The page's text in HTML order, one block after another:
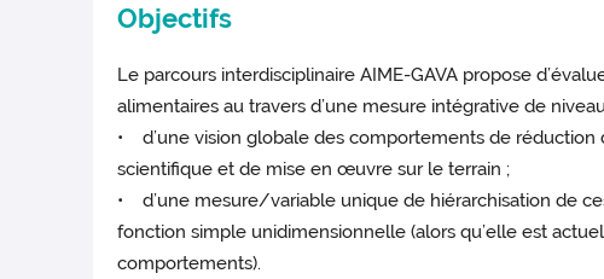
Objectifs
Le parcours interdisciplinaire AIME-GAVA propose
alimentaires au travers d’une mesure intégrative de
• d’une vision globale des comportements de
scientifique et de mise en œuvre sur le terrain ;
• d’une mesure/variable unique de hiérarchisation de
fonction simple unidimensionnelle (alors qu’elle est
comportements).